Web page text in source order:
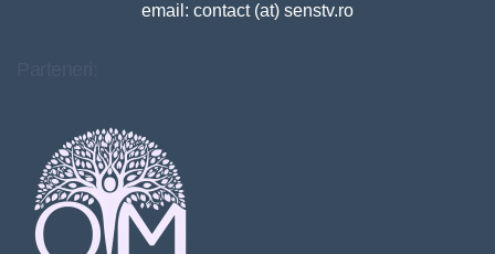
email: contact (at) senstv.ro